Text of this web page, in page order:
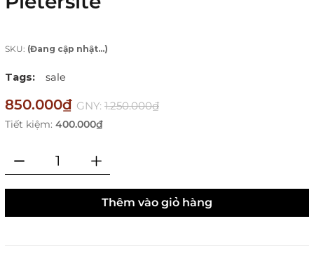
SKU: (Đang cập nhật...)
Tags: sale
850.000₫ GNY: 1.250.000₫
Tiết kiệm: 400.000₫
Thêm vào giỏ hàng